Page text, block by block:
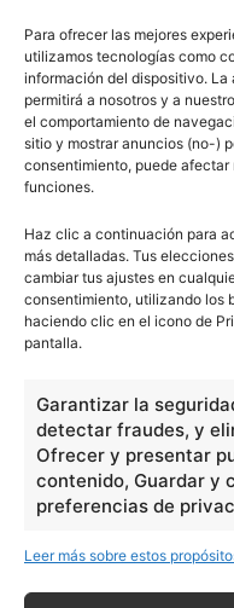
Para ofrecer las mejores
utilizamos tecnologías como
información del dispositivo.
permitirá a nosotros y a
el comportamiento de
sitio y mostrar anuncios (no-)
consentimiento, puede
funciones.
Haz clic a continuación para
más detalladas. Tus
cambiar tus ajustes en
consentimiento, utilizando los
haciendo clic en el icono de
pantalla.
Garantizar la
detectar fraudes, y
Ofrecer y presentar
contenido, Guardar y
preferencias de
Leer más sobre estos